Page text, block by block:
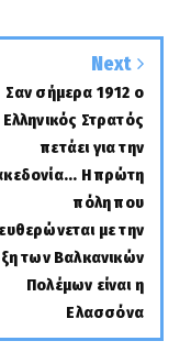
Next
Σαν σήμερα 1912 ο
Ελληνικός Στρατός
πετάει για την
Η πρώτη
πόλη που
με την
των Βαλκανικών
Πολέμων είναι η
Ελασσόνα